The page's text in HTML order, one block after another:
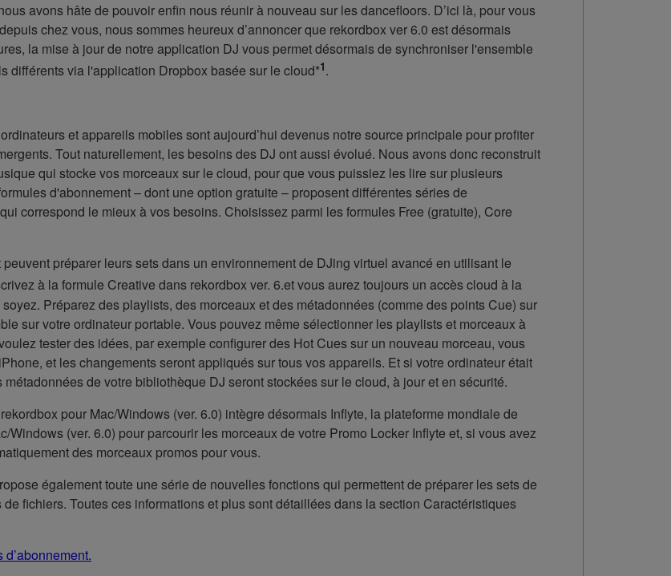
avons hâte de pouvoir enfin nous réunir à nouveau sur les dancefloors. D’ici là, pour vous
chez vous, nous sommes heureux d’annoncer que rekordbox ver 6.0 est désormais
la mise à jour de notre application DJ vous permet désormais de synchroniser l'ensemble
différents via l'application Dropbox basée sur le cloud*1.
et appareils mobiles sont aujourd’hui devenus notre source principale pour profiter
Tout naturellement, les besoins des DJ ont aussi évolué. Nous avons donc reconstruit
qui stocke vos morceaux sur le cloud, pour que vous puissiez les lire sur plusieurs
d'abonnement – dont une option gratuite – proposent différentes séries de
correspond le mieux à vos besoins. Choisissez parmi les formules Free (gratuite), Core
préparer leurs sets dans un environnement de DJing virtuel avancé en utilisant le
à la formule Creative dans rekordbox ver. 6.et vous aurez toujours un accès cloud à la
Préparez des playlists, des morceaux et des métadonnées (comme des points Cue) sur
sur votre ordinateur portable. Vous pouvez même sélectionner les playlists et morceaux à
tester des idées, par exemple configurer des Hot Cues sur un nouveau morceau, vous
et les changements seront appliqués sur tous vos appareils. Et si votre ordinateur était
de votre bibliothèque DJ seront stockées sur le cloud, à jour et en sécurité.
pour Mac/Windows (ver. 6.0) intègre désormais Inflyte, la plateforme mondiale de
(ver. 6.0) pour parcourir les morceaux de votre Promo Locker Inflyte et, si vous avez
des morceaux promos pour vous.
également toute une série de nouvelles fonctions qui permettent de préparer les sets de
fichiers. Toutes ces informations et plus sont détaillées dans la section Caractéristiques